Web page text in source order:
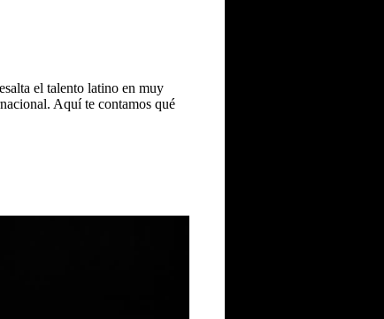
el talento latino en muy
. Aquí te contamos qué